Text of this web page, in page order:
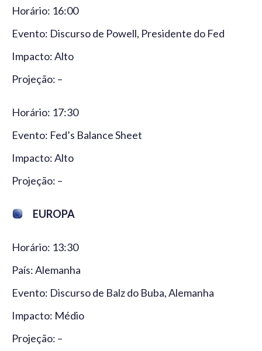
Horário: 16:00
Evento: Discurso de Powell, Presidente do Fed
Impacto: Alto
Projeção: –
Horário: 17:30
Evento: Fed’s Balance Sheet
Impacto: Alto
Projeção: –
EUROPA
Horário: 13:30
País: Alemanha
Evento: Discurso de Balz do Buba, Alemanha
Impacto: Médio
Projeção: –